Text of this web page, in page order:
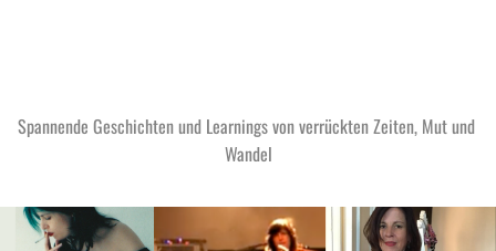
Spannende Geschichten und Learnings von verrückten Zeiten, Mut und
Wandel